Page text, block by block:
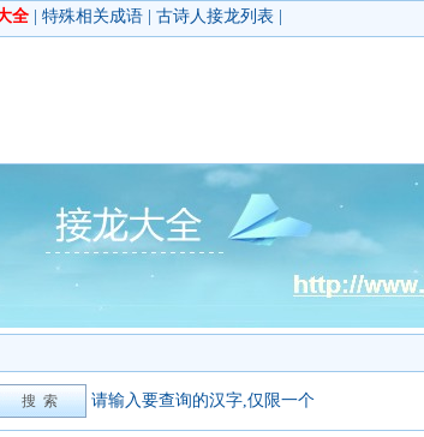
全 特殊相关成语 古诗人接龙列表
请输入要查询的汉字,仅限一个